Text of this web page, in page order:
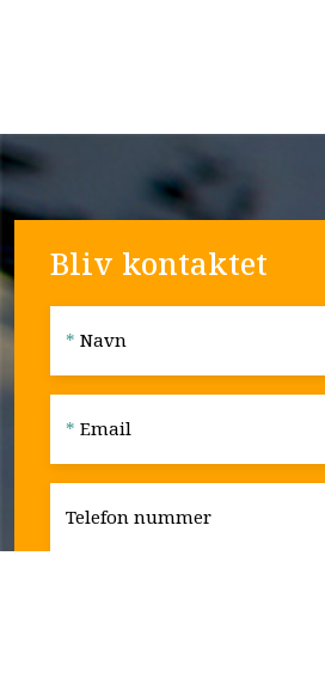
Bliv kontaktet
* Navn
* Email
Telefon nummer